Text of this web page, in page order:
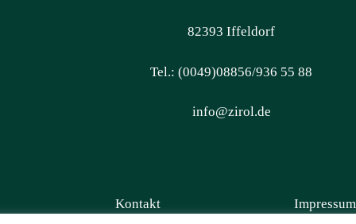
82393 Iffeldorf
Tel.: (0049)08856/936 55 88
info@zirol.de
Kontakt Impressum